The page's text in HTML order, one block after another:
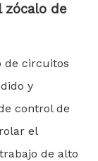
zócalo de
de circuitos
y
control de
el
de alto